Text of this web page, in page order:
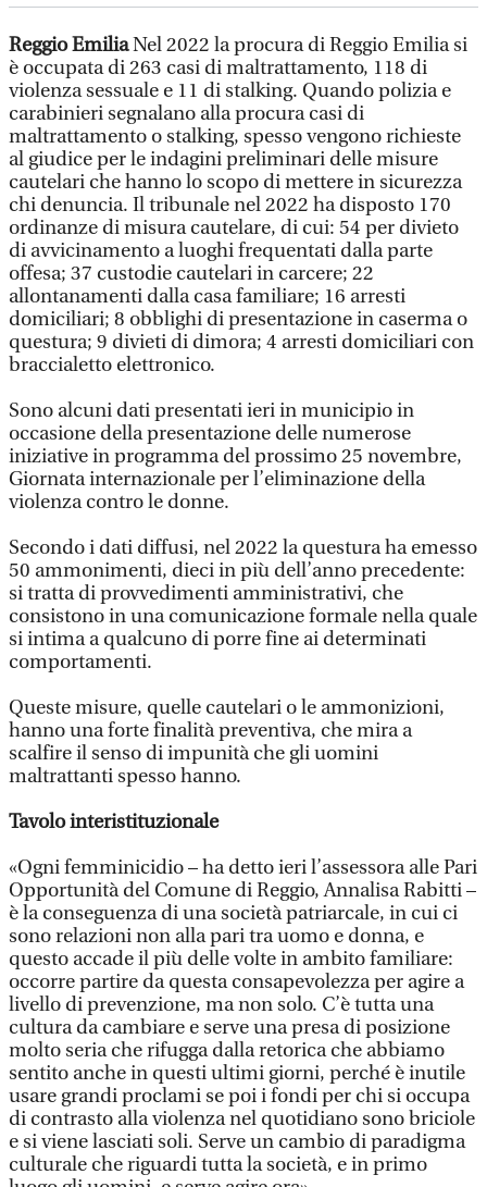
Reggio EmiliaNel 2022 la procura di Reggio Emilia si
è occupata di 263 casi di maltrattamento, 118 di
violenza sessuale e 11 di stalking. Quando polizia e
carabinieri segnalano alla procura casi di
maltrattamento o stalking, spesso vengono richieste
al giudice per le indagini preliminari delle misure
cautelari che hanno lo scopo di mettere in sicurezza
chi denuncia. Il tribunale nel 2022 ha disposto 170
ordinanze di misura cautelare, di cui: 54 per divieto
di avvicinamento a luoghi frequentati dalla parte
offesa; 37 custodie cautelari in carcere; 22
allontanamenti dalla casa familiare; 16 arresti
domiciliari; 8 obblighi di presentazione in caserma o
questura; 9 divieti di dimora; 4 arresti domiciliari con
braccialetto elettronico.
Sono alcuni dati presentati ieri in municipio in
occasione della presentazione delle numerose
iniziative in programma del prossimo 25 novembre,
Giornata internazionale per l’eliminazione della
violenza contro le donne.
Secondo i dati diffusi, nel 2022 la questura ha emesso
50 ammonimenti, dieci in più dell’anno precedente:
si tratta di provvedimenti amministrativi, che
consistono in una comunicazione formale nella quale
si intima a qualcuno di porre fine ai determinati
comportamenti.
Queste misure, quelle cautelari o le ammonizioni,
hanno una forte finalità preventiva, che mira a
scalfire il senso di impunità che gli uomini
maltrattanti spesso hanno.
Tavolo interistituzionale
«Ogni femminicidio – ha detto ieri l’assessora alle Pari
Opportunità del Comune di Reggio, Annalisa Rabitti –
è la conseguenza di una società patriarcale, in cui ci
sono relazioni non alla pari tra uomo e donna, e
questo accade il più delle volte in ambito familiare:
occorre partire da questa consapevolezza per agire a
livello di prevenzione, ma non solo. C’è tutta una
cultura da cambiare e serve una presa di posizione
molto seria che rifugga dalla retorica che abbiamo
sentito anche in questi ultimi giorni, perché è inutile
usare grandi proclami se poi i fondi per chi si occupa
di contrasto alla violenza nel quotidiano sono briciole
e si viene lasciati soli. Serve un cambio di paradigma
culturale che riguardi tutta la società, e in primo